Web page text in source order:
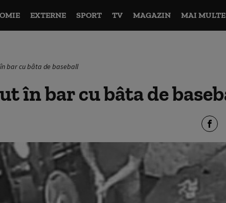
EXTERNE SPORT TV MAGAZIN MAI MULTE
în bar cu bâta de baseball
în bar cu bâta de